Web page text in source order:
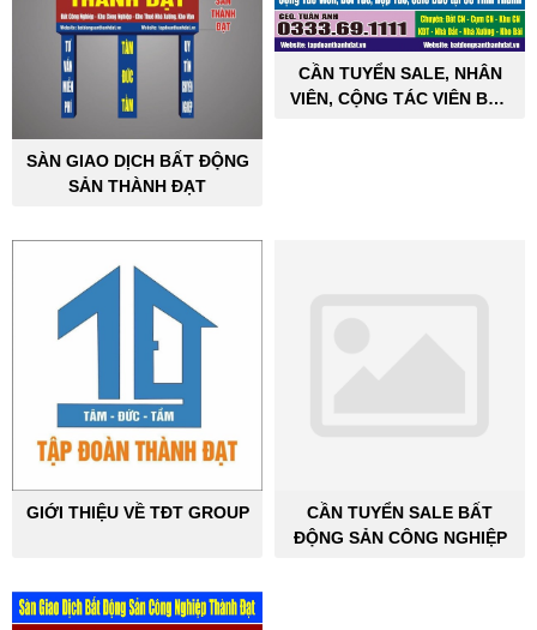
SÀN GIAO DỊCH BẤT ĐỘNG
SẢN THÀNH ĐẠT
CẦN TUYỂN SALE, NHÂN
VIÊN, CỘNG TÁC VIÊN BẤT
GIỚI THIỆU VỀ TĐT GROUP
CẦN TUYỂN SALE BẤT
ĐỘNG SẢN CÔNG NGHIỆP